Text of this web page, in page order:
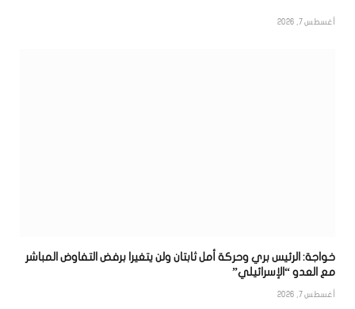
أغسطس 7, 2026
خواجة: الرئيس بري وحركة أمل ثابتان ولن يتغيرا برفض التفاوض المباشر
مع العدو “الإسرائيلي”
أغسطس 7, 2026